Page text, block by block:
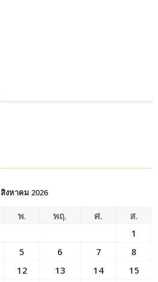
สิงหาคม 2026
พ. พฤ. ศ.
ส.
1
5 6 7
8
12 13 14
15